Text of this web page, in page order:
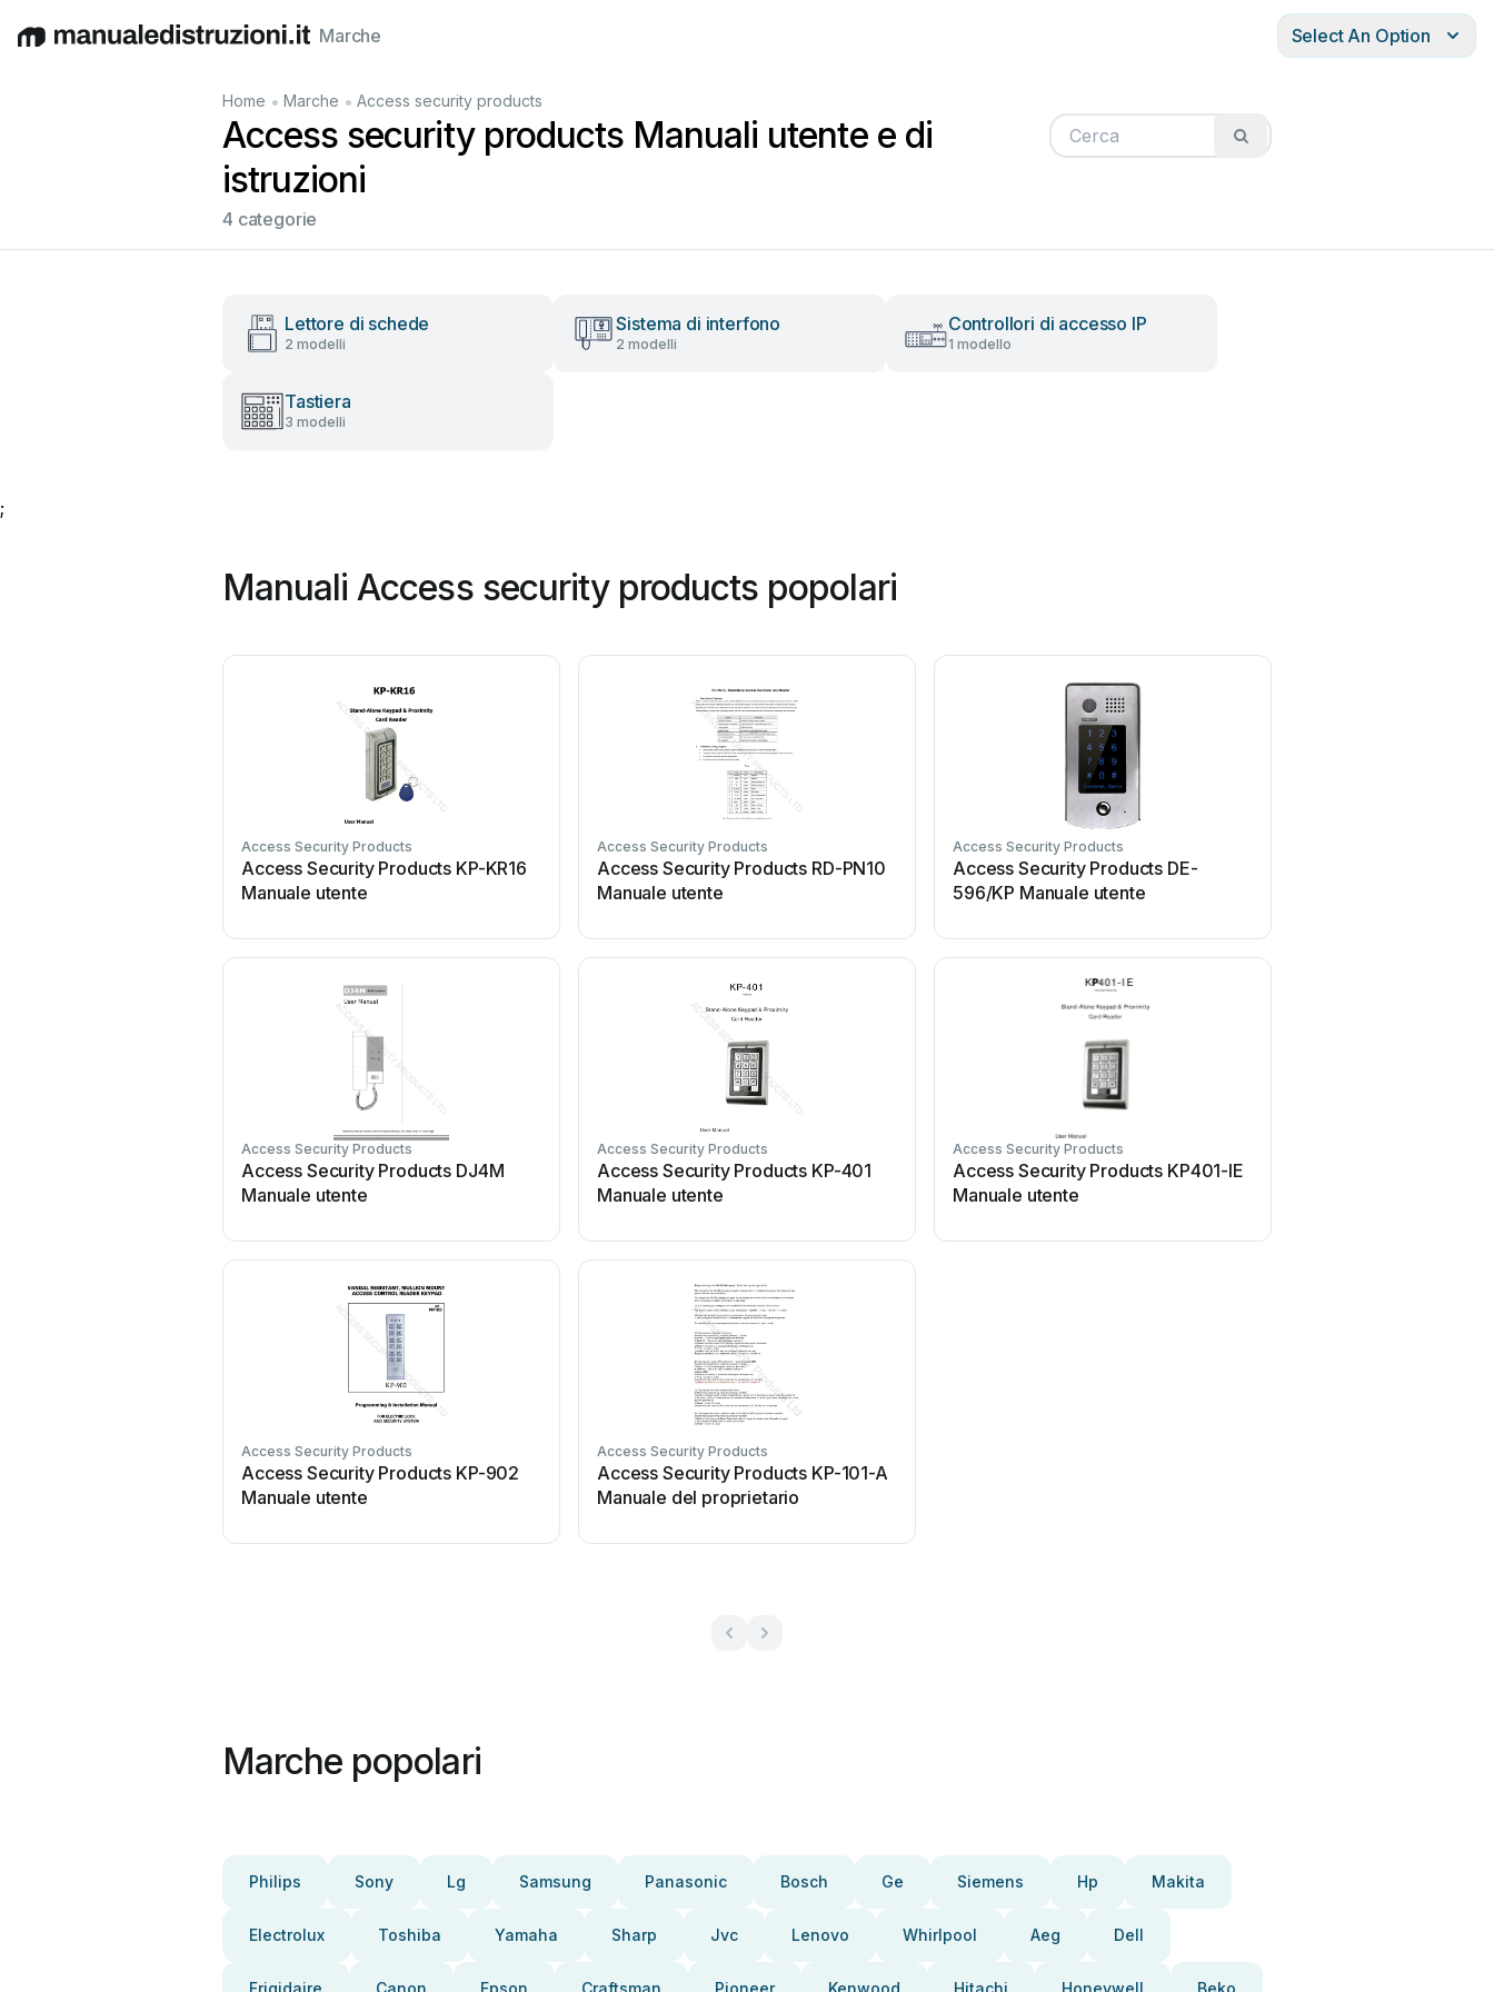
EnglishDeutschEspañol Italiano Français
Marche Select An Option
Home • Marche • Access security products
Access security products Manuali utente e di
istruzioni
4 categorie
Lettore di schede
2 modelli
Sistema di interfono
2 modelli
Controllori di accesso IP
1 modello
Tastiera
3 modelli
;
Manuali Access security products popolari
Access Security Products
Access Security Products KP-KR16
Manuale utente
Access Security Products
Access Security Products RD-PN10
Manuale utente
Access Security Products
Access Security Products DE-
596/KP Manuale utente
Access Security Products
Access Security Products DJ4M
Manuale utente
Access Security Products
Access Security Products KP-401
Manuale utente
Access Security Products
Access Security Products KP401-IE
Manuale utente
Access Security Products
Access Security Products KP-902
Manuale utente
Access Security Products
Access Security Products KP-101-A
Manuale del proprietario
Marche popolari
Philips Sony Lg Samsung Panasonic Bosch Ge Siemens Hp Makita
Electrolux Toshiba Yamaha Sharp Jvc Lenovo Whirlpool Aeg Dell
Frigidaire Canon Epson Craftsman Pioneer Kenwood Hitachi Honeywell Beko